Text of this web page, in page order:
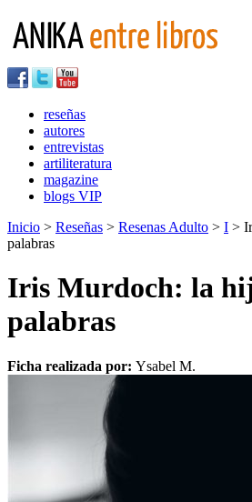
reseñas
autores
entrevistas
artiliteratura
magazine
blogs VIP
Inicio > Reseñas > Resenas Adulto > I >
palabras
Iris Murdoch: la
palabras
Ficha realizada por: Ysabel M.